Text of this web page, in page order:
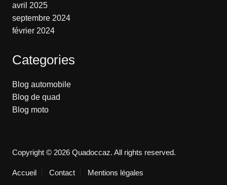
avril 2025
septembre 2024
février 2024
Categories
Blog automobile
Blog de quad
Blog moto
Copyright © 2026 Quadoccaz. All rights reserved.
Accueil Contact Mentions légales